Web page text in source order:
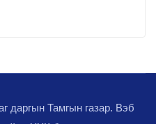
даргын Тамгын газар. Вэб